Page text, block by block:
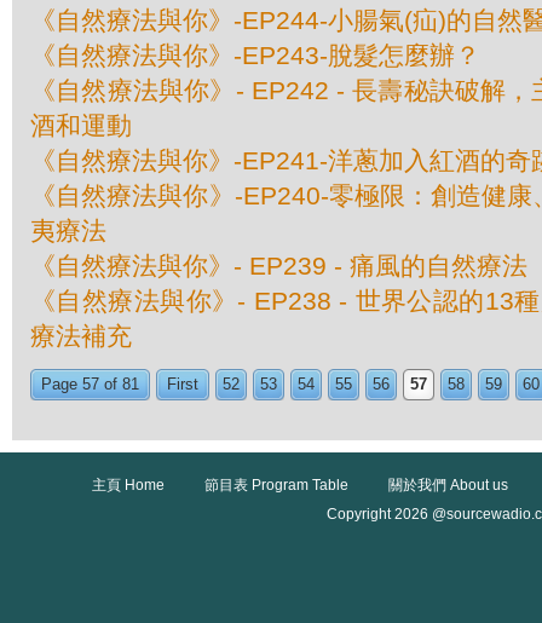
《自然療法與你》-EP244-小腸氣(疝)的自然
《自然療法與你》-EP243-脫髮怎麼辦？
《自然療法與你》- EP242 - 長壽秘訣破解
酒和運動
《自然療法與你》-EP241-洋蔥加入紅酒的奇
《自然療法與你》-EP240-零極限：創造健
夷療法
《自然療法與你》- EP239 - 痛風的自然療法
《自然療法與你》- EP238 - 世界公認的13
療法補充
Page 57 of 81 First 52 53 54 55 56 57 58 59 60
主頁 Home 節目表 Program Table
關於我們 About us
Copyright 2026